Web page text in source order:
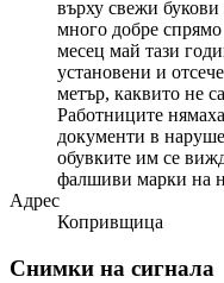
върху свежи
много добре
месец май тази
установени и
метър, каквито не
Работниците
документи в
обувките им се
фалшиви марки на
Адрес
Копривщица
Снимки на сигнала